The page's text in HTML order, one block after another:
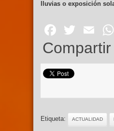
lluvias o exposición
Compartir
Etiqueta: ACTUALIDAD